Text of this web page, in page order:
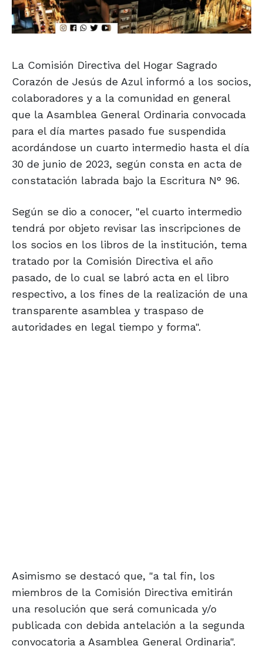
La Comisión Directiva del Hogar Sagrado
Corazón de Jesús de Azul informó a los socios,
colaboradores y a la comunidad en general
que la Asamblea General Ordinaria convocada
para el día martes pasado fue suspendida
acordándose un cuarto intermedio hasta el día
30 de junio de 2023, según consta en acta de
constatación labrada bajo la Escritura N° 96.
Según se dio a conocer, "el cuarto intermedio
tendrá por objeto revisar las inscripciones de
los socios en los libros de la institución, tema
tratado por la Comisión Directiva el año
pasado, de lo cual se labró acta en el libro
respectivo, a los fines de la realización de una
transparente asamblea y traspaso de
autoridades en legal tiempo y forma".
Asimismo se destacó que, "a tal fin, los
miembros de la Comisión Directiva emitirán
una resolución que será comunicada y/o
publicada con debida antelación a la segunda
convocatoria a Asamblea General Ordinaria".